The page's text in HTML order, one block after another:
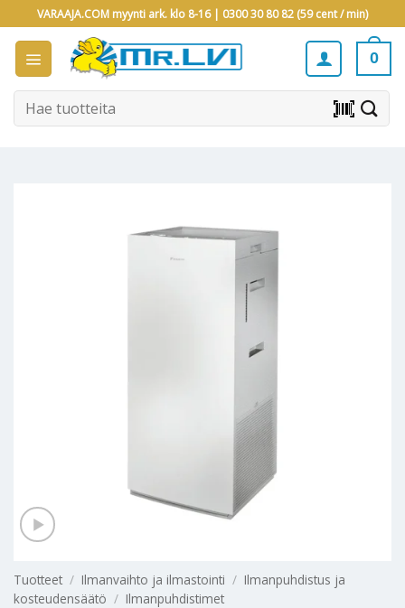
to
content
VARAAJA.COM myynti ark. klo 8-16 | 0300 30 80 82 (59 cent / min)
0
Etsi: barcode_scanner
Tuotteet / Ilmanvaihto ja ilmastointi / Ilmanpuhdistus ja
kosteudensäätö / Ilmanpuhdistimet